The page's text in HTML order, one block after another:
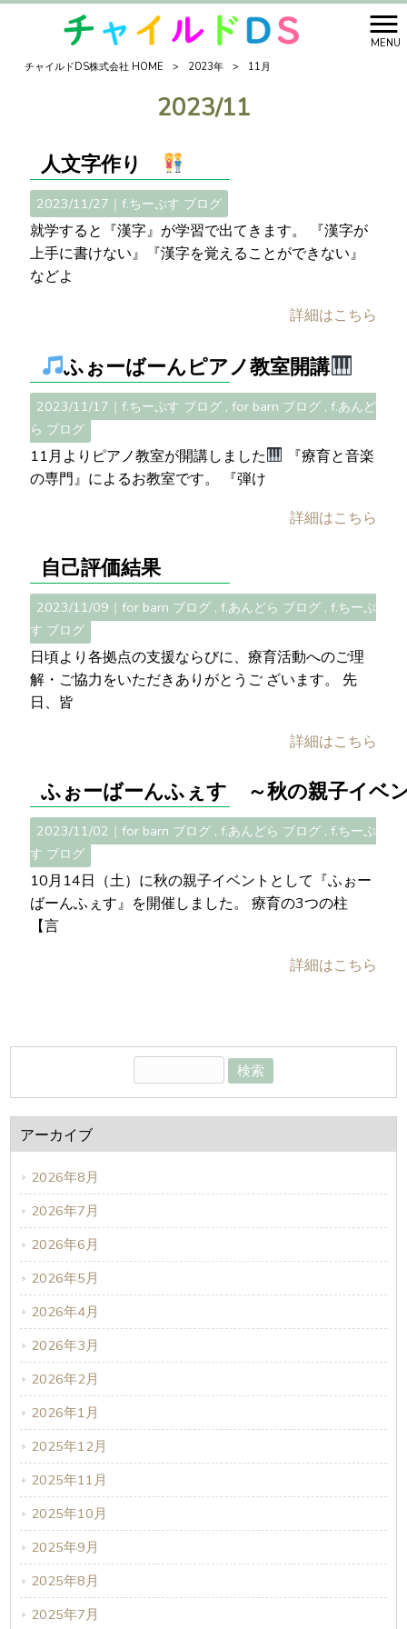
MENU
チャイルドDS株式会社 HOME
> 2023年 > 11月
2023/11
人文字作り
2023/11/27｜f.ちーぷす ブログ
就学すると『漢字』が学習で出てきます。 『漢字が
上手に書けない』『漢字を覚えることができない』
などよ
詳細はこちら
ふぉーばーんピアノ教室開講
2023/11/17｜f.ちーぷす ブログ for barn ブログ f.あんど
ら ブログ
11月よりピアノ教室が開講しました
『療育と音楽
の専門』によるお教室です。 『弾け
詳細はこちら
自己評価結果
2023/11/09｜for barn ブログ f.あんどら ブログ f.ちーぷ
す ブログ
日頃より各拠点の支援ならびに、療育活動へのご理
解・ご協力をいただきありがとうご ざいます。 先
日、皆
詳細はこちら
ふぉーばーんふぇす ～秋の親子イベ
2023/11/02｜for barn ブログ f.あんどら ブログ f.ちーぷ
す ブログ
10月14日（土）に秋の親子イベントとして『ふぉー
ばーんふぇす』を開催しました。 療育の3つの柱
【言
詳細はこちら
アーカイブ
2026年8月
2026年7月
2026年6月
2026年5月
2026年4月
2026年3月
2026年2月
2026年1月
2025年12月
2025年11月
2025年10月
2025年9月
2025年8月
2025年7月